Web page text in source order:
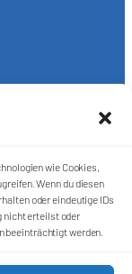
wie Cookies,
Wenn du diesen
oder eindeutige IDs
nicht erteilst oder
beeinträchtigt werden.